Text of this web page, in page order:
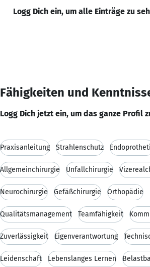
Logg Dich ein, um alle Einträge zu
Fähigkeiten und
Logg Dich jetzt ein, um das ganze Profil
Praxisanleitung Strahlenschutz
Allgemeinchirurgie Unfallchirurgie
Neurochirurgie Gefäßchirurgie Orthopädie
Qualitätsmanagement Teamfähigkeit
Zuverlässigkeit Eigenverantwortung
Leidenschaft Lebenslanges Lernen